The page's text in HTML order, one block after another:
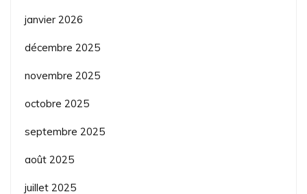
janvier 2026
décembre 2025
novembre 2025
octobre 2025
septembre 2025
août 2025
juillet 2025